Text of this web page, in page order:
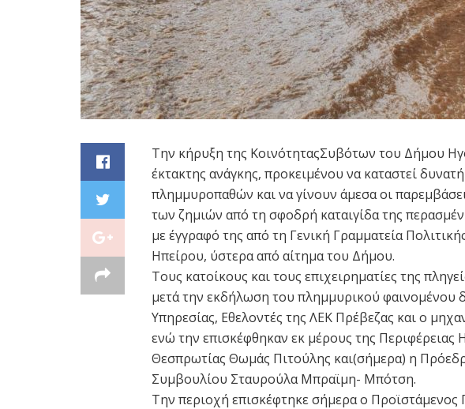
Την κήρυξη της ΚοινότηταςΣυβότων του Δήμου
έκτακτης ανάγκης, προκειμένου να καταστεί
πλημμυροπαθών και να γίνουν άμεσα οι
των ζημιών από τη σφοδρή καταιγίδα της
με έγγραφό της από τη Γενική Γραμματεία
Ηπείρου, ύστερα από αίτημα του Δήμου.
Τους κατοίκους και τους επιχειρηματίες της
μετά την εκδήλωση του πλημμυρικού φαινομένου
Υπηρεσίας, Εθελοντές της ΛΕΚ Πρέβεζας και ο
ενώ την επισκέφθηκαν εκ μέρους της Περιφέρειας
Θεσπρωτίας Θωμάς Πιτούλης και(σήμερα) η
Συμβουλίου Σταυρούλα Μπραϊμη- Μπότση.
Την περιοχή επισκέφτηκε σήμερα ο Προϊστάμενος